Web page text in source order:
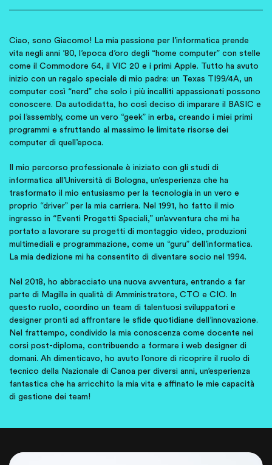
Ciao, sono Giacomo! La mia passione per l’informatica prende
vita negli anni ’80, l’epoca d’oro degli “home computer” con stelle
come il Commodore 64, il VIC 20 e i primi Apple. Tutto ha avuto
inizio con un regalo speciale di mio padre: un Texas TI99/4A, un
computer così “nerd” che solo i più incalliti appassionati possono
conoscere. Da autodidatta, ho così deciso di imparare il BASIC e
poi l’assembly, come un vero “geek” in erba, creando i miei primi
programmi e sfruttando al massimo le limitate risorse dei
computer di quell’epoca.
Il mio percorso professionale è iniziato con gli studi di
informatica all’Università di Bologna, un’esperienza che ha
trasformato il mio entusiasmo per la tecnologia in un vero e
proprio “driver” per la mia carriera. Nel 1991, ho fatto il mio
ingresso in “Eventi Progetti Speciali,” un’avventura che mi ha
portato a lavorare su progetti di montaggio video, produzioni
multimediali e programmazione, come un “guru” dell’informatica.
La mia dedizione mi ha consentito di diventare socio nel 1994.
Nel 2018, ho abbracciato una nuova avventura, entrando a far
parte di Magilla in qualità di Amministratore, CTO e CIO. In
questo ruolo, coordino un team di talentuosi sviluppatori e
designer pronti ad affrontare le sfide quotidiane dell’innovazione.
Nel frattempo, condivido la mia conoscenza come docente nei
corsi post-diploma, contribuendo a formare i web designer di
domani. Ah dimenticavo, ho avuto l’onore di ricoprire il ruolo di
tecnico della Nazionale di Canoa per diversi anni, un’esperienza
fantastica che ha arricchito la mia vita e affinato le mie capacità
di gestione dei team!